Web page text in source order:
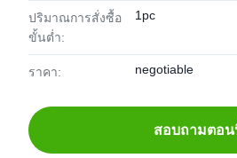
ปริมาณการสั่งซื้อ
ขั้นต่ำ:
1pc
ราคา: negotiable
สอบถามตอ